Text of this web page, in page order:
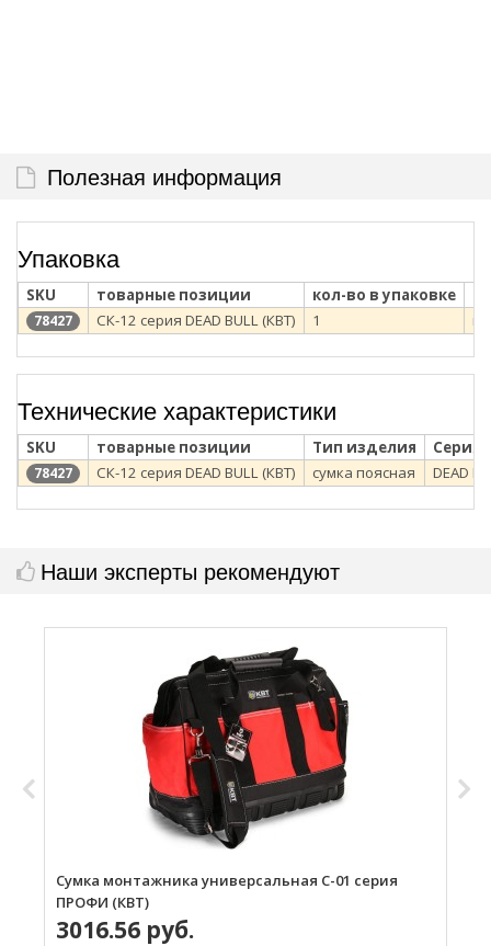
Полезная информация
Упаковка
SKU товарные позиции кол-во в упаковке
78427 СК-12 серия DEAD BULL (КВТ) 1 п/
Технические характеристики
SKU товарные позиции Тип изделия Серия
78427 СК-12 серия DEAD BULL (КВТ) сумка поясная DEAD
Наши эксперты рекомендуют
Сумка монтажника универсальная С-01 серия
ПРОФИ (КВТ)
3016.56 руб.